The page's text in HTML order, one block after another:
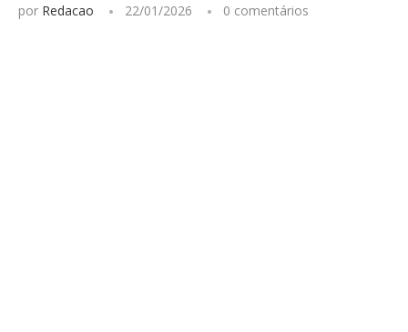
por Redacao 22/01/2026 0 comentários